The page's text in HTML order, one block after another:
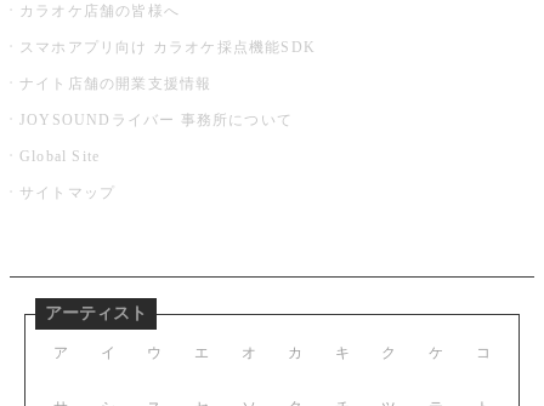
カラオケ店舗の皆様へ
スマホアプリ向け カラオケ採点機能SDK
ナイト店舗の開業支援情報
JOYSOUNDライバー 事務所について
Global Site
サイトマップ
アーティスト
ア イ ウ エ オ カ キ ク ケ コ